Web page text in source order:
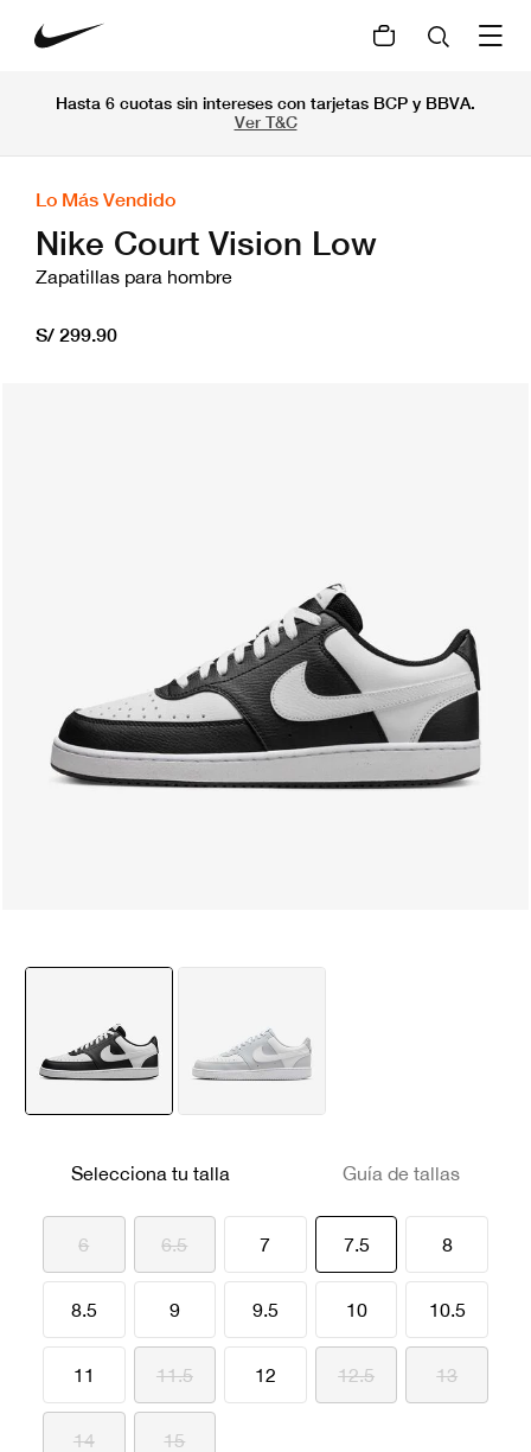
Hasta 6 cuotas sin intereses con tarjetas BCP y BBVA.
Ver T&C
Lo Más Vendido
Nike Court Vision Low
Zapatillas para hombre
S/ 299.90
Selecciona tu talla Guía de tallas
6 6.5 7 7.5seleccionado
8
8.5 9 9.5 10 10.5
11 11.5 12 12.5 13
14 15